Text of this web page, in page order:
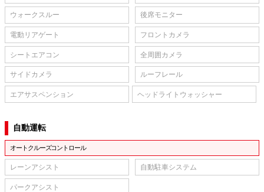
ウォークスルー 後席モニター
電動リアゲート フロントカメラ
シートエアコン 全周囲カメラ
サイドカメラ ルーフレール
エアサスペンション ヘッドライトウォッシャー
自動運転
オートクルーズコントロール
レーンアシスト 自動駐車システム
パークアシスト